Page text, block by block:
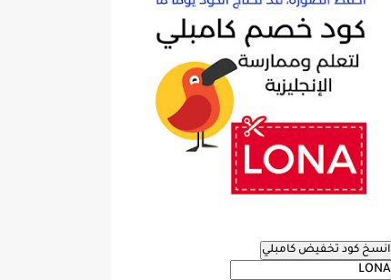
انسخ كود تخفيض كامبلي